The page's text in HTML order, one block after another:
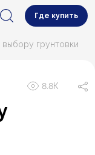
Где купить
грунтовки
8.8К